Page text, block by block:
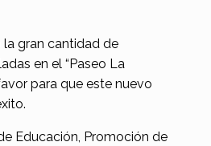
gran cantidad de
en el “Paseo La
para que este nuevo
Educación, Promoción de